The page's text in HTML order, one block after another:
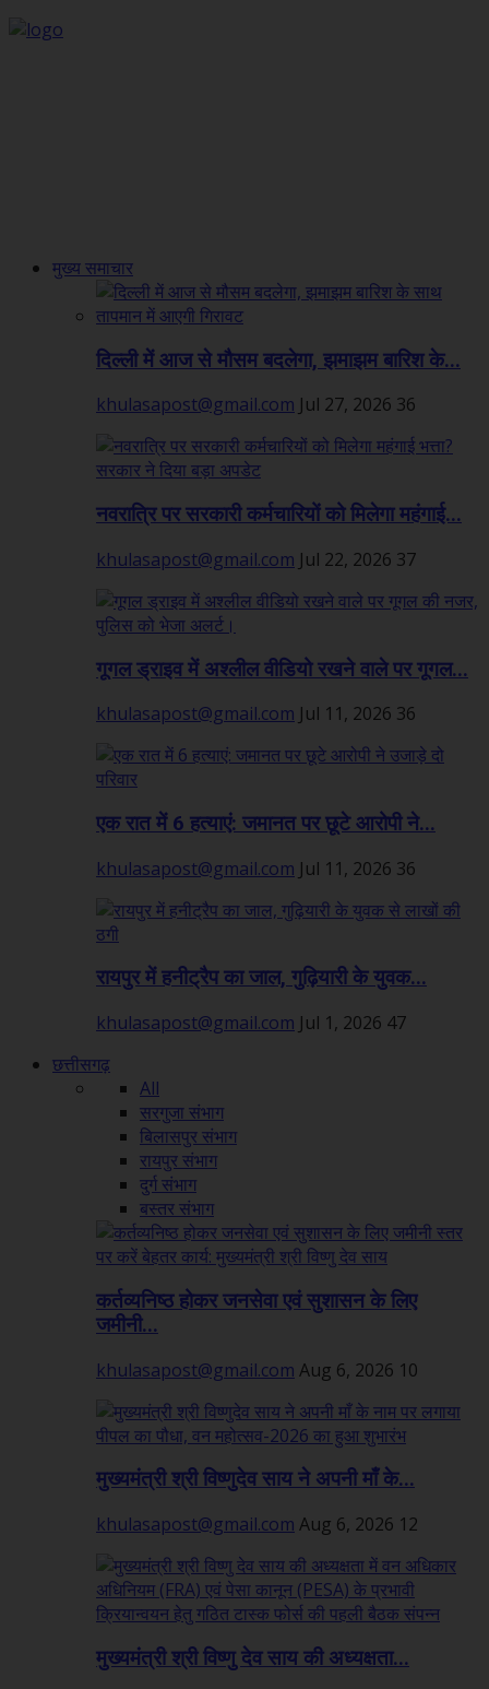
मुख्य समाचार
दिल्ली में आज से मौसम बदलेगा, झमाझम बारिश के...
khulasapost@gmail.com Jul 27, 2026 36
नवरात्रि पर सरकारी कर्मचारियों को मिलेगा महंगाई...
khulasapost@gmail.com Jul 22, 2026 37
गूगल ड्राइव में अश्लील वीडियो रखने वाले पर गूगल...
khulasapost@gmail.com Jul 11, 2026 36
एक रात में 6 हत्याएं: जमानत पर छूटे आरोपी ने...
khulasapost@gmail.com Jul 11, 2026 36
रायपुर में हनीट्रैप का जाल, गुढ़ियारी के युवक...
khulasapost@gmail.com Jul 1, 2026 47
छत्तीसगढ़
All
सरगुजा संभाग
बिलासपुर संभाग
रायपुर संभाग
दुर्ग संभाग
बस्तर संभाग
कर्तव्यनिष्ठ होकर जनसेवा एवं सुशासन के लिए
जमीनी...
khulasapost@gmail.com Aug 6, 2026 10
मुख्यमंत्री श्री विष्णुदेव साय ने अपनी माँ के...
khulasapost@gmail.com Aug 6, 2026 12
मुख्यमंत्री श्री विष्णु देव साय की अध्यक्षता...